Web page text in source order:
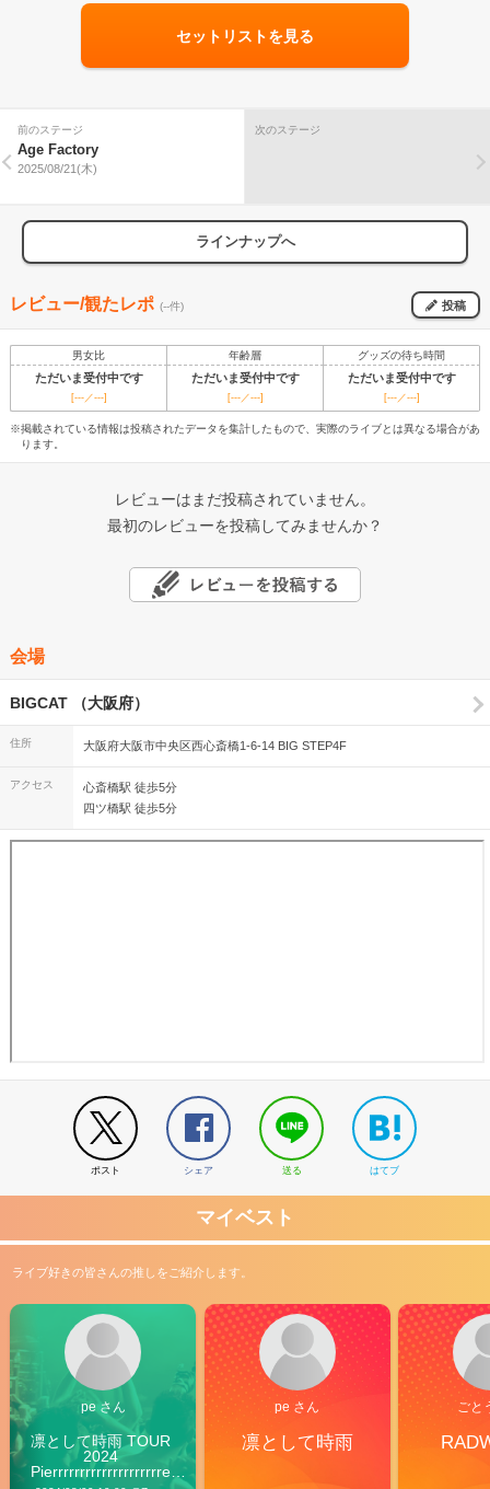
セットリストを見る
前のステージ
Age Factory
2025/08/21(木)
次のステージ
ラインナップへ
レビュー/観たレポ (--件) 投稿
男女比 年齢層 グッズの待ち時間
ただいま受付中です ただいま受付中です ただいま受付中です
[---／---] [---／---] [---／---]
※掲載されている情報は投稿されたデータを集計したもので、実際のライブとは異なる場合があ
ります。
レビューはまだ投稿されていません。
最初のレビューを投稿してみませんか？
会場
BIGCAT （大阪府）
住所 大阪府大阪市中央区西心斎橋1-6-14 BIG STEP4F
アクセス
心斎橋駅 徒歩5分
四ツ橋駅 徒歩5分
ポスト シェア 送る はてブ
マイベスト
ライブ好きの皆さんの推しをご紹介します。
pe さん
凛として時雨 TOUR
2024
Pierrrrrrrrrrrrrrrrrrrre
pe さん
凛として時雨
ごと